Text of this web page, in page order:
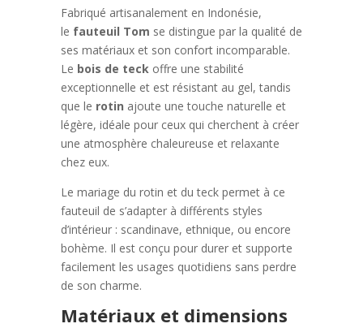
Fabriqué artisanalement en Indonésie,
le fauteuil Tom se distingue par la qualité de
ses matériaux et son confort incomparable.
Le bois de teckoffre une stabilité
exceptionnelle et est résistant au gel, tandis
que le rotin ajoute une touche naturelle et
légère, idéale pour ceux qui cherchent à créer
une atmosphère chaleureuse et relaxante
chez eux.
Le mariage du rotin et du teck permet à ce
fauteuil de s’adapter à différents styles
d’intérieur : scandinave, ethnique, ou encore
bohème. Il est conçu pour durer et supporte
facilement les usages quotidiens sans perdre
de son charme.
Matériaux et dimensions